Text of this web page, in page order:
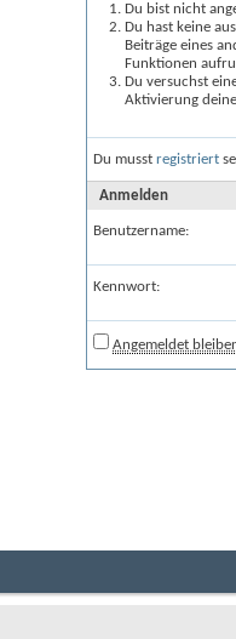
Du bist nicht
Du hast keine
Beiträge eines
Funktionen
Du versuchst
Aktivierung
Du musst registriert
Anmelden
Benutzername:
Kennwort:
Angemeldet